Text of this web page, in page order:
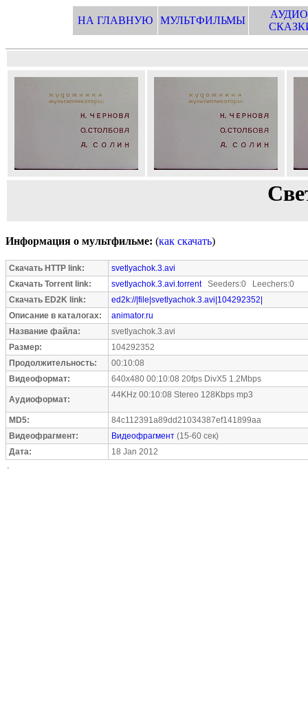
НА ГЛАВНУЮ МУЛЬТФИЛЬМЫ
Информация о мультфильме: (как скачать)
Скачать HTTP link:
svetlyachok.3.avi
Скачать Torrent link:
svetlyachok.3.avi.torrentSeeders:0 Leechers:0
Скачать ED2K link:
ed2k://|file|svetlyachok.3.avi|104292352|
Описание в каталогах:
animator.ru
Название файла:
svetlyachok.3.avi
Размер:
104292352
Продолжительность:
00:10:08
Видеоформат:
640x480 00:10:08 20fps DivX5 1.2Mbps
Аудиоформат: 44KHz 00:10:08 Stereo 128Kbps mp3
MD5:
84c112391a89dd21034387ef141899aa
Видеофрагмент:
Видеофрагмент (15-60 сек)
Дата:
18 Jan 2012